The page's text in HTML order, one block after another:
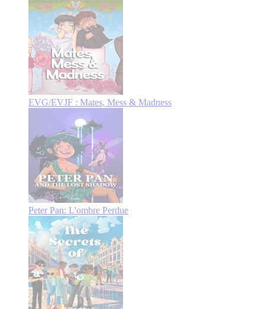
EVG/EVJF : Mates, Mess & Madness
Peter Pan: L'ombre Perdue